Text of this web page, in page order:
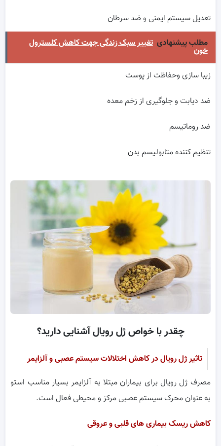
تعدیل سیستم ایمنی و ضد سرطان
مطلب پیشنهادی تغییر سبک زندگی جهت کاهش کلسترول
خون
زیبا سازی وحفاظت از پوست
ضد دیابت و جلوگیری از زخم معده
ضد روماتیسم
تنظیم کننده متابولیسم بدن
چقدر با خواص ژل رویال آشنایی دارید؟
تاثیر ژل رویال در کاهش اختلالات سیستم عصبی و آلزایمر
مصرف ژل رویال برای بیماران مبتلا به آلزایمر بسیار مناسب استو
به عنوان محرک سیستم عصبی مرکز و محیطی فعال است.
کاهش ریسک بیماری های قلبی و عروقی